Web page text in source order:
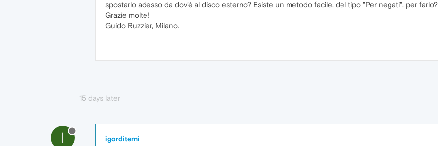
spostarlo adesso da dov'è al disco esterno? Esiste un metodo facile, del tipo "Per negati", per farlo?
Grazie molte!
Guido Ruzzier, Milano.
15 days later
I igorditerni